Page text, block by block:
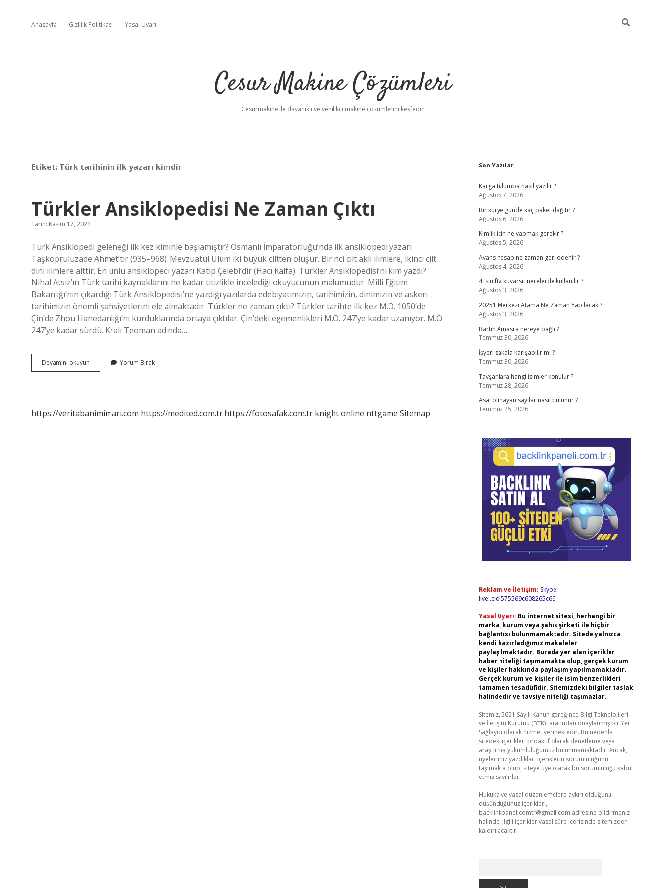
Anasayfa Gizlilik Politikası Yasal Uyarı
Cesur Makine Çözümleri
Cesurmakine ile dayanıklı ve yenilikçi makine çözümlerini keşfedin
Etiket: Türk tarihinin ilk yazarı kimdir
Türkler Ansiklopedisi Ne Zaman Çıktı
Tarih: Kasım 17, 2024
Türk Ansiklopedi geleneği ilk kez kiminle başlamıştır? Osmanlı İmparatorluğu’nda ilk ansiklopedi yazarı
Taşköprülüzade Ahmet’tir (935–968). Mevzuatül Ulum iki büyük ciltten oluşur. Birinci cilt akli ilimlere, ikinci cilt
dini ilimlere aittir. En ünlü ansiklopedi yazarı Katip Çelebi’dir (Hacı Kalfa). Türkler Ansiklopedisi’ni kim yazdı?
Nihal Atsız’ın Türk tarihi kaynaklarını ne kadar titizlikle incelediği okuyucunun malumudur. Milli Eğitim
Bakanlığı’nın çıkardığı Türk Ansiklopedisi’ne yazdığı yazılarda edebiyatımızın, tarihimizin, dinimizin ve askeri
tarihimizin önemli şahsiyetlerini ele almaktadır. Türkler ne zaman çıktı? Türkler tarihte ilk kez M.Ö. 1050’de
Çin’de Zhou Hanedanlığı’nı kurduklarında ortaya çıktılar. Çin’deki egemenlikleri M.Ö. 247’ye kadar uzanıyor. M.Ö.
247’ye kadar sürdü. Kralı Teoman adında…
Devamını okuyun
Ansiklopedisi
Yorum Bırak
https://veritabanimimari.com https://medited.com.tr https://fotosafak.com.tr knight online nttgame Sitemap
Sidebar
Son Yazılar
Karga tulumba nasıl yazılır ?
Ağustos 7, 2026
Bir kurye günde kaç paket dağıtır ?
Ağustos 6, 2026
Kimlik için ne yapmak gerekir ?
Ağustos 5, 2026
Avans hesap ne zaman geri ödenir ?
Ağustos 4, 2026
4. sınıfta kuvarsit nerelerde kullanılır ?
Ağustos 3, 2026
20251 Merkezi Atama Ne Zaman Yapılacak ?
Ağustos 3, 2026
Bartın Amasra nereye bağlı ?
Temmuz 30, 2026
İşyeri sakala karışabilir mi ?
Temmuz 30, 2026
Tavşanlara hangi isimler konulur ?
Temmuz 28, 2026
Asal olmayan sayılar nasıl bulunur ?
Temmuz 25, 2026
Reklam ve İletişim: Skype:
live:.cid.575569c608265c69
Yasal Uyarı: Bu internet sitesi, herhangi bir
marka, kurum veya şahıs şirketi ile hiçbir
bağlantısı bulunmamaktadır. Sitede yalnızca
kendi hazırladığımız makaleler
paylaşılmaktadır. Burada yer alan içerikler
haber niteliği taşımamakta olup, gerçek kurum
ve kişiler hakkında paylaşım yapılmamaktadır.
Gerçek kurum ve kişiler ile isim benzerlikleri
tamamen tesadüfidir. Sitemizdeki bilgiler taslak
halindedir ve tavsiye niteliği taşımazlar.
Sitemiz, 5651 Sayılı Kanun gereğince Bilgi Teknolojileri
ve İletişim Kurumu (BTK) tarafından onaylanmış bir Yer
Sağlayıcı olarak hizmet vermektedir. Bu nedenle,
sitedeki içerikleri proaktif olarak denetleme veya
araştırma yükümlülüğümüz bulunmamaktadır. Ancak,
üyelerimiz yazdıkları içeriklerin sorumluluğunu
taşımakta olup, siteye üye olarak bu sorumluluğu kabul
etmiş sayılırlar.
Hukuka ve yasal düzenlemelere aykırı olduğunu
düşündüğünüz içerikleri,
backlinkpanelicomtr@gmail.com adresine bildirmeniz
halinde, ilgili içerikler yasal süre içerisinde sitemizden
kaldırılacaktır.